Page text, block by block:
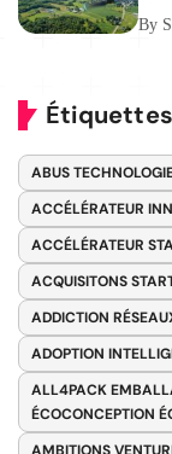
By
Étiquettes
ABUS
ACCÉLÉRATEUR
ACCÉLÉRATEUR
ACQUISITONS
ADDICTION
ADOPTION
ALL4PACK
ÉCOCONCEPTION